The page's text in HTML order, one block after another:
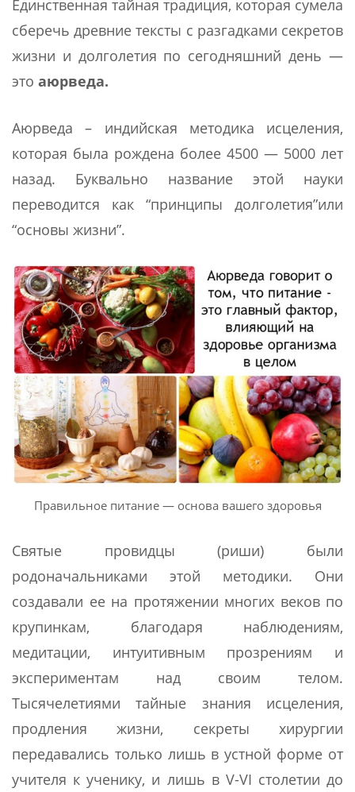
Единственная тайная традиция, которая сумела
сберечь древние тексты с разгадками секретов
жизни и долголетия по сегодняшний день —
это аюрведа.
Аюрведа – индийская методика исцеления,
которая была рождена более 4500 — 5000 лет
назад. Буквально название этой науки
переводится как “принципы долголетия”или
“основы жизни”.
Правильное питание — основа вашего здоровья
Святые провидцы (риши) были
родоначальниками этой методики. Они
создавали ее на протяжении многих веков по
крупинкам, благодаря наблюдениям,
медитации, интуитивным прозрениям и
экспериментам над своим телом.
Тысячелетиями тайные знания исцеления,
продления жизни, секреты хирургии
передавались только лишь в устной форме от
учителя к ученику, и лишь в V-VI столетии до